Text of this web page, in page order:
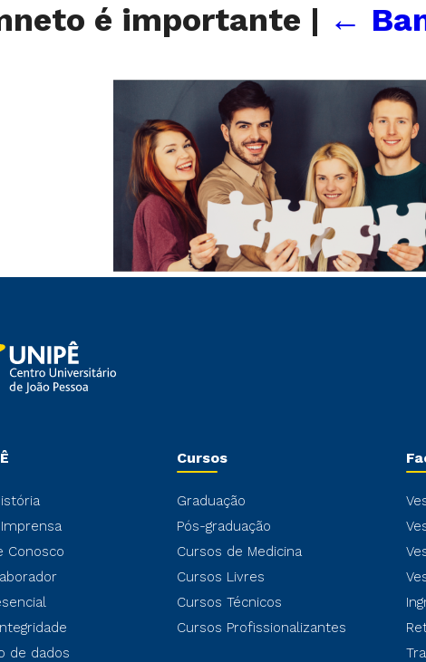
é importante | ←
Conosco
de dados
Cursos
Graduação
Pós-graduação
Cursos de Medicina
Cursos Livres
Cursos Técnicos
Cursos Profissionalizantes